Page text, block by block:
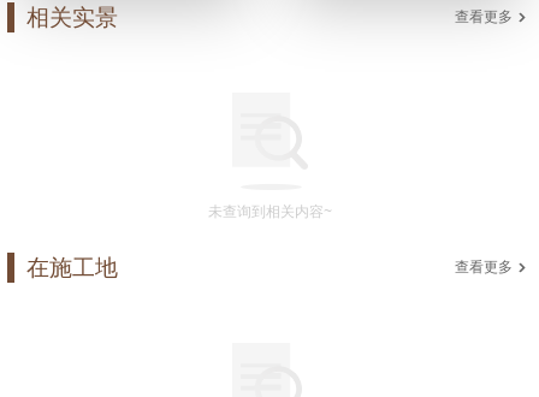
相关实景 查看更多
未查询到相关内容~
在施工地 查看更多